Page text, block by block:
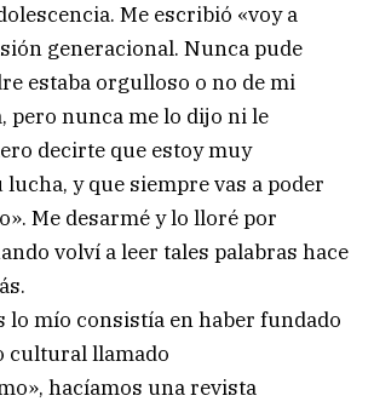
Me escribió «voy a
generacional. Nunca pude
estaba orgulloso o no de mi
pero nunca me lo dijo ni le
decirte que estoy muy
y que siempre vas a poder
Me desarmé y lo lloré por
volví a leer tales palabras hace
lo mío consistía en haber fundado
cultural llamado
hacíamos una revista